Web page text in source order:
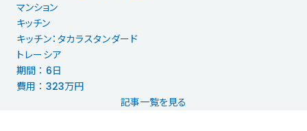
マンション
キッチン
キッチン：タカラスタンダード
トレーシア
期間 ： 6日
費用 ： 323万円
記事一覧を見る